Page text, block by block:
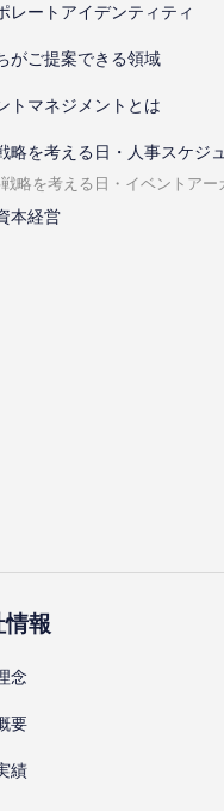
レートアイデンティティ
がご提案できる領域
トマネジメントとは
略を考える⽇・⼈事スケジ
戦略を考える⽇・イベントアー
本経営
情報
念
要
績